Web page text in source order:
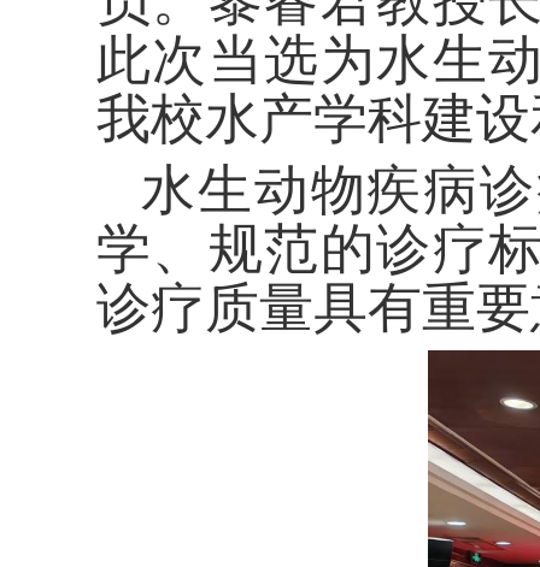
此次当选为水生
我校水产学科建
水生动物疾病
学、规范的诊疗
诊疗质量具有重